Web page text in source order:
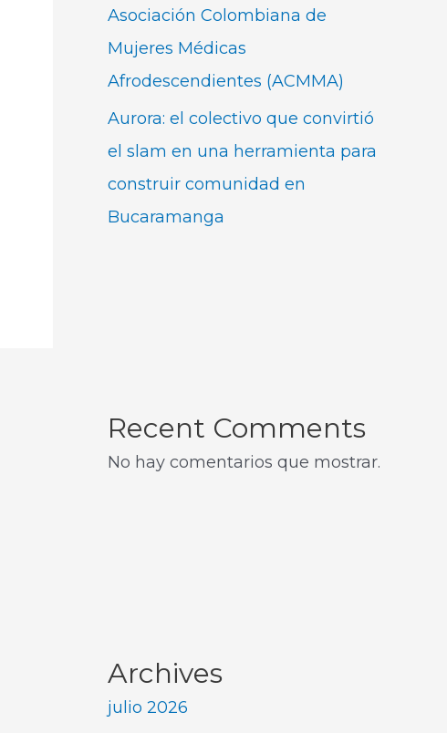
Asociación Colombiana de
Mujeres Médicas
Afrodescendientes (ACMMA)
Aurora: el colectivo que convirtió
el slam en una herramienta para
construir comunidad en
Bucaramanga
Recent Comments
No hay comentarios que mostrar.
Archives
julio 2026